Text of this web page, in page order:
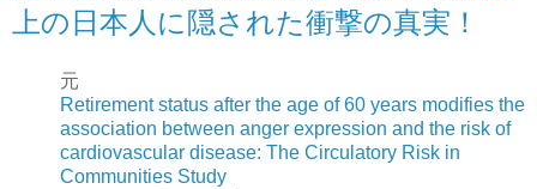
上の日本人に隠された衝撃の真実！
元
Retirement status after the age of 60 years modifies the
association between anger expression and the risk of
cardiovascular disease: The Circulatory Risk in
Communities Study